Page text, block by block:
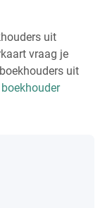
uit
vraag je
uit
boekhouder